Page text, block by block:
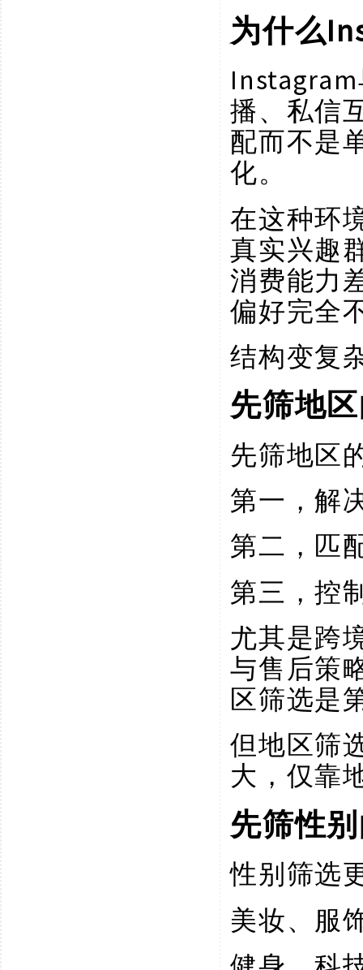
为什么
播、私信
配而不是
化。
在这种环
真实兴趣
消费能力
偏好完全
结构变复
先筛地
先筛地区
第一，解
第二，匹
第三，控
尤其是跨
与售后策
区筛选是
但地区筛
大，仅靠
先筛性
性别筛选
美妆、服